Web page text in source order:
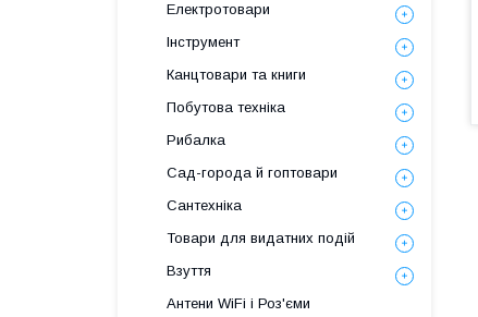
Електротовари
Інструмент
Канцтовари та книги
Побутова техніка
Рибалка
Сад-города й гоптовари
Сантехніка
Товари для видатних подій
Взуття
Антени WiFi і Роз'єми